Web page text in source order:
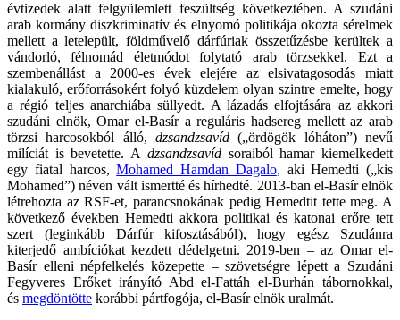
évtizedek alatt felgyülemlett feszültség következtében. A szudáni
arab kormány diszkriminatív és elnyomó politikája okozta sérelmek
mellett a letelepült, földművelő dárfúriak összetűzésbe kerültek a
vándorló, félnomád életmódot folytató arab törzsekkel. Ezt a
szembenállást a 2000-es évek elejére az elsivatagosodás miatt
kialakuló, erőforrásokért folyó küzdelem olyan szintre emelte, hogy
a régió teljes anarchiába süllyedt. A lázadás elfojtására az akkori
szudáni elnök, Omar el-Basír a reguláris hadsereg mellett az arab
törzsi harcosokból álló, dzsandzsavíd („ördögök lóháton”) nevű
milíciát is bevetette. Adzsandzsavíd soraiból hamar kiemelkedett
egy fiatal harcos,Mohamed Hamdan Dagalo, aki Hemedti („kis
Mohamed”) néven vált ismertté és hírhedté. 2013-ban el-Basír elnök
létrehozta az RSF-et, parancsnokának pedig Hemedtit tette meg. A
következő években Hemedti akkora politikai és katonai erőre tett
szert (leginkább Dárfúr kifosztásából), hogy egész Szudánra
kiterjedő ambíciókat kezdett dédelgetni. 2019-ben – az Omar el-
Basír elleni népfelkelés közepette – szövetségre lépett a Szudáni
Fegyveres Erőket irányító Abd el-Fattáh el-Burhán tábornokkal,
és megdöntötte korábbi pártfogója, el-Basír elnök uralmát.